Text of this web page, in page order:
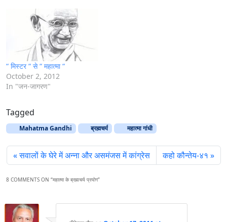
“ मिस्टर “ से “ महात्मा “
October 2, 2012
In "जन-जागरण"
Tagged
Mahatma Gandhi ब्रह्मचर्य महात्‍मा गांधी
सवालों के घेरे में अन्ना और असमंजस में कांग्रेस कहो कौन्तेय-४१
8 COMMENTS ON “महात्मा के ब्रह्मचर्य प्रयोग”